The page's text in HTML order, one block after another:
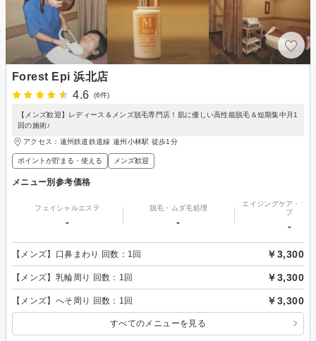
Forest Epi 浜北店
4.6
(6件)
【メンズ歓迎】レディース＆メンズ脱毛専門店！肌に優しい高性能脱毛＆短期集中月1
回の施術♪
アクセス：遠州鉄道鉄道線 遠州小林駅 徒歩1分
ポイントが貯まる・使える メンズ歓迎
メニュー別参考価格
フェイシャルエステ
-
脱毛・ムダ毛処理
-
エイジングケア・リ
プ
-
【メンズ】口鼻まわり 回数：1回 ￥3,300
【メンズ】乳輪周り 回数：1回 ￥3,300
【メンズ】へそ周り 回数：1回 ￥3,300
すべてのメニューを見る